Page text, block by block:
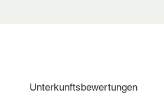
Unterkunftsbewertungen